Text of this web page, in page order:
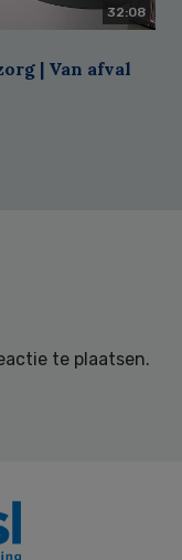
32:08
| Van afval
te plaatsen.